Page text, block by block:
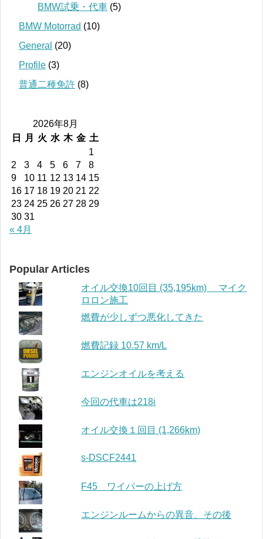
BMW試乗・代車 (5)
BMW Motorrad (10)
General (20)
Profile (3)
普通二種免許 (8)
2026年8月
日
月 火 水 木 金 土
1
2
3 4 5 6 7
8
9
10 11 12 13 14 15
16 17 18 19 20 21 22
23 24 25 26 27 28 29
30 31
« 4月
Popular Articles
オイル交換10回目 (35,195km) マイク
ロロン施工
燃費が少しずつ悪化してきた
燃費記録 10.57 km/L
エンジンオイルを考える
今回の代車は218i
オイル交換１回目 (1,266km)
s-DSCF2441
F45 ワイパーの上げ方
エンジンルームからの異音、その後